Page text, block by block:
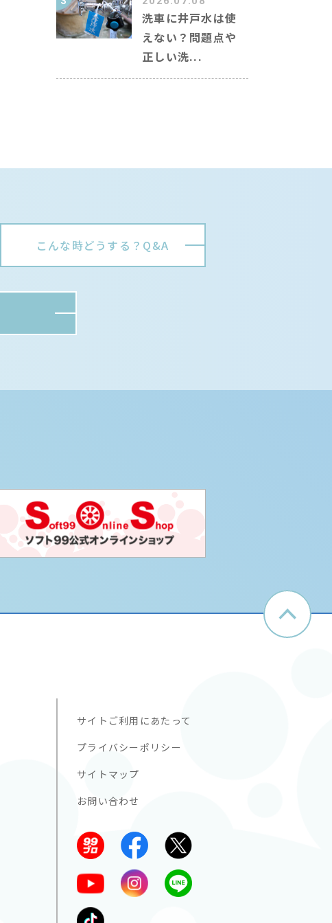
洗車に井戸水は使
えない？問題点や
正しい洗...
こんな時どうする？Q&A
サイトご利用にあたって
プライバシーポリシー
サイトマップ
お問い合わせ